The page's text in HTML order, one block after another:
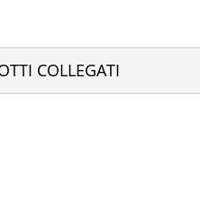
COLLEGATI